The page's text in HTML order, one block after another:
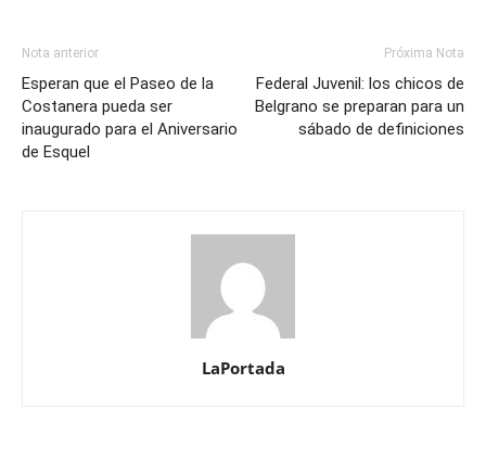
Nota anterior
Esperan que el Paseo de la
Costanera pueda ser
inaugurado para el Aniversario
de Esquel
Próxima Nota
Federal Juvenil: los chicos de
Belgrano se preparan para un
sábado de definiciones
LaPortada